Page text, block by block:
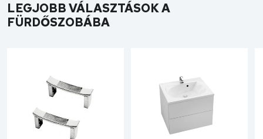
LEGJOBB VÁLASZTÁSOK A
FÜRDŐSZOBÁBA